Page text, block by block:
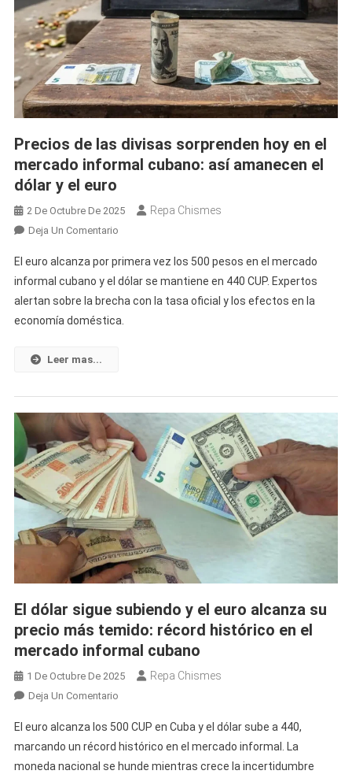
Precios de las divisas sorprenden hoy en el
mercado informal cubano: así amanecen el
dólar y el euro
2 De Octubre De 2025 Repa Chismes
Deja Un ComentarioEn
De
Las
Divisas
Sorprenden
Informal
Cubano:
Así
Amanecen
El
Dólar
Y
El
Euro
El euro alcanza por primera vez los 500 pesos en el mercado
informal cubano y el dólar se mantiene en 440 CUP. Expertos
alertan sobre la brecha con la tasa oficial y los efectos en la
economía doméstica.
Leer mas...
El dólar sigue subiendo y el euro alcanza su
precio más temido: récord histórico en el
mercado informal cubano
1 De Octubre De 2025 Repa Chismes
Deja Un ComentarioEn
Dólar
Sigue
Subiendo
El euro alcanza los 500 CUP en Cuba y el dólar sube a 440,
marcando un récord histórico en el mercado informal. La
moneda nacional se hunde mientras crece la incertidumbre